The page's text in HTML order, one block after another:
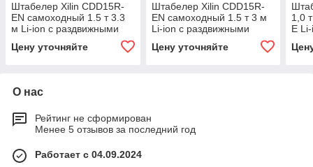
Штабелер Xilin CDD15R-
EN самоходный 1.5 т 3.3
м Li-ion с раздвижными
вилами сопровождаемый
Цену уточняйте
Штабелер Xilin CDD15R-
EN самоходный 1.5 т 3 м
Li-ion с раздвижными
вилами сопровождаемый
Цену уточняйте
1,0
E
О нас
Рейтинг не сформирован
Менее 5 отзывов за последний год
Работает с 04.09.2024